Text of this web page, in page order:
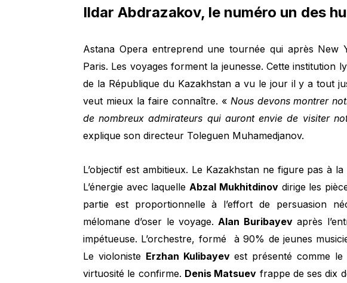
Ildar Abdrazakov, le numéro un des
Astana Opera entreprend une tournée qui après New
Paris. Les voyages forment la jeunesse. Cette institution
de la République du Kazakhstan a vu le jour il y a tout
veut mieux la faire connaître. « Nous devons montrer
de nombreux admirateurs qui auront envie de visiter
explique son directeur Toleguen Muhamedjanov.
L’objectif est ambitieux. Le Kazakhstan ne figure pas à
L’énergie avec laquelleAbzal Mukhitdinovdirige les
partie est proportionnelle à l’effort de persuasion
mélomane d’oser le voyage.Alan Buribayevaprès
impétueuse. L’orchestre, formé à 90% de jeunes
Le violoniste Erzhan Kulibayevest présenté comme le
virtuosité le confirme. Denis Matsuev frappe de ses dix